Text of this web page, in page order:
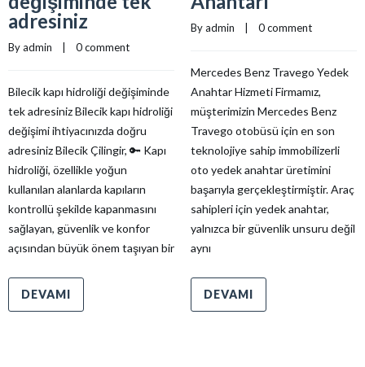
adresiniz
By admin 0 comment
Bilecik kapı hidroliği değişiminde
tek adresiniz Bilecik kapı hidroliği
değişimi ihtiyacınızda doğru
adresiniz Bilecik Çilingir, 🔑 Kapı
hidroliği, özellikle yoğun
kullanılan alanlarda kapıların
kontrollü şekilde kapanmasını
sağlayan, güvenlik ve konfor
açısından büyük önem taşıyan bir
DEVAMI
By admin 0 comment
Mercedes Benz Travego Yedek
Anahtar Hizmeti Firmamız,
müşterimizin Mercedes Benz
Travego otobüsü için en son
teknolojiye sahip immobilizerli
oto yedek anahtar üretimini
başarıyla gerçekleştirmiştir. Araç
sahipleri için yedek anahtar,
yalnızca bir güvenlik unsuru değil
aynı
DEVAMI